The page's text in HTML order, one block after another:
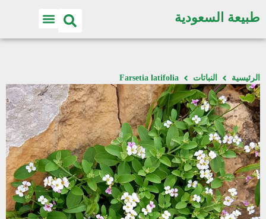
طبيعة السعودية
الرئيسية النباتات Farsetia latifolia